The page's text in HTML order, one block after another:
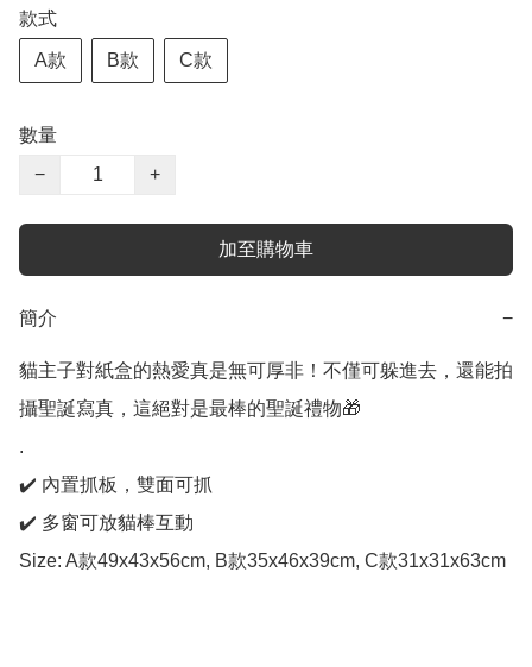
款式
A款 B款 C款
數量
−
+
加至購物車
簡介 −
貓主子對紙盒的熱愛真是無可厚非！不僅可躲進去，還能拍
攝聖誕寫真，這絕對是最棒的聖誕禮物🎁
.
✔️ 內置抓板，雙面可抓
✔️ 多窗可放貓棒互動
Size: A款49x43x56cm, B款35x46x39cm, C款31x31x63cm